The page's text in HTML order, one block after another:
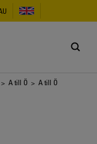
> A till Ö > A till Ö